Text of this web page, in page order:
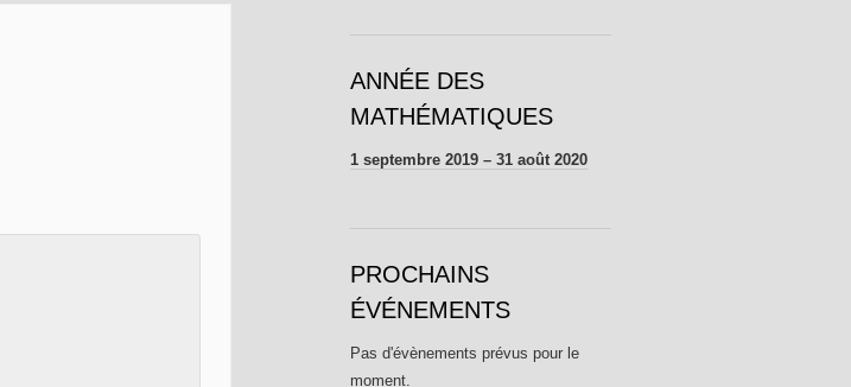
ANNÉE DES
MATHÉMATIQUES
1 septembre 2019 – 31 août 2020
PROCHAINS
ÉVÉNEMENTS
Pas d'évènements prévus pour le
moment.